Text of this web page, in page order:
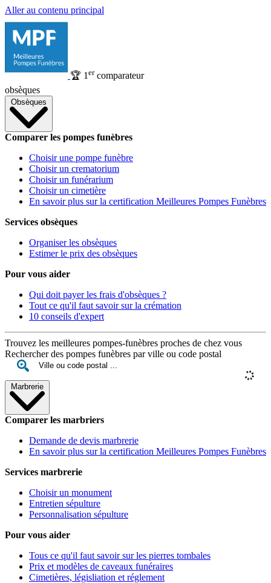
Aller au contenu principal
🏆 1 ercomparateur
obsèques
Obsèques
Comparer les pompes funèbres
Choisir une pompe funèbre
Choisir un crematorium
Choisir un funérarium
Choisir un cimetière
En savoir plus sur la certification Meilleures Pompes Funèbres
Services obsèques
Organiser les obsèques
Estimer le prix des obsèques
Pour vous aider
Qui doit payer les frais d'obsèques ?
Tout ce qu'il faut savoir sur la crémation
10 conseils d'expert
Trouvez les meilleures pompes-funèbres proches de chez vous
Rechercher des pompes funèbres par ville ou code postal
Marbrerie
Comparer les marbriers
Demande de devis marbrerie
En savoir plus sur la certification Meilleures Pompes Funèbres
Services marbrerie
Choisir un monument
Entretien sépulture
Personnalisation sépulture
Pour vous aider
Tous ce qu'il faut savoir sur les pierres tombales
Prix et modèles de caveaux funéraires
Cimetières, législiation et réglement